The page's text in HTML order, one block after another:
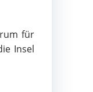
für
Insel